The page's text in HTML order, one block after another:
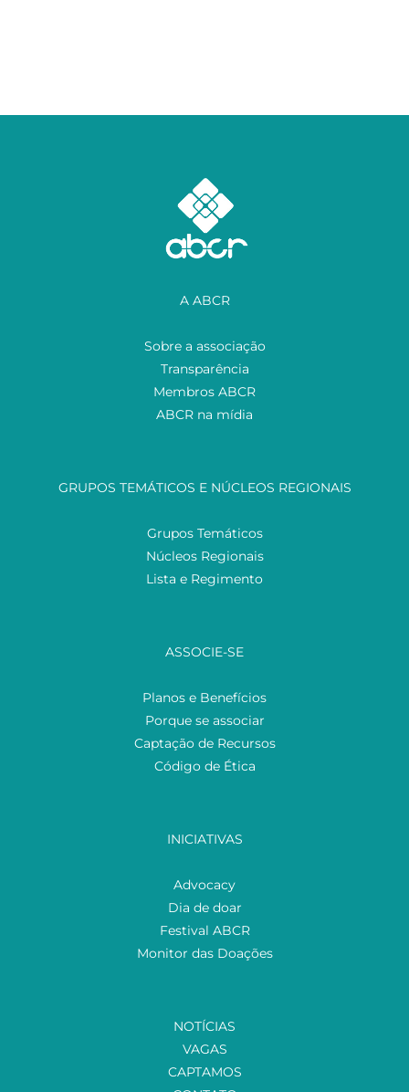
A ABCR
Sobre a associação
Transparência
Membros ABCR
ABCR na mídia
GRUPOS TEMÁTICOS E NÚCLEOS REGIONAIS
Grupos Temáticos
Núcleos Regionais
Lista e Regimento
ASSOCIE-SE
Planos e Benefícios
Porque se associar
Captação de Recursos
Código de Ética
INICIATIVAS
Advocacy
Dia de doar
Festival ABCR
Monitor das Doações
NOTÍCIAS
VAGAS
CAPTAMOS